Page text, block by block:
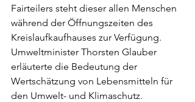
Fairteilers steht dieser allen Menschen
während der Öffnungszeiten des
Kreislaufkaufhauses zur Verfügung.
Umweltminister Thorsten Glauber
erläuterte die Bedeutung der
Wertschätzung von Lebensmitteln für
den Umwelt- und Klimaschutz.